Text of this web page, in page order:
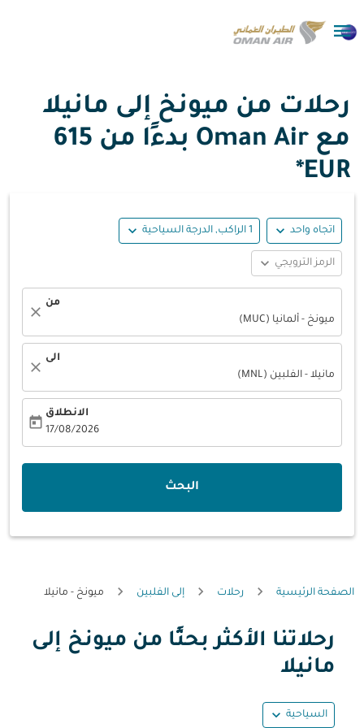

رحلات من ميونخ إلى مانيلا
مع Oman Air بدءًا من
615
EUR*
اتجاه واحد expand_more 1 الراكب, الدرجة السياحية expand_more
الرمز الترويجي expand_more
من
ميونخ - ألمانيا (MUC)
close
الى
مانيلا - الفلبين (MNL)
close
الانطلاق
17/08/2026
today
البحث
الصفحة الرئيسية رحلات إلى الفلبين ميونخ - مانيلا
رحلاتنا الأكثر بحثًا من ميونخ إلى
مانيلا
السياحية expand_more
حاول شهر آخر أو تفاعل مع الأيام أدناه للحصول على العروض.